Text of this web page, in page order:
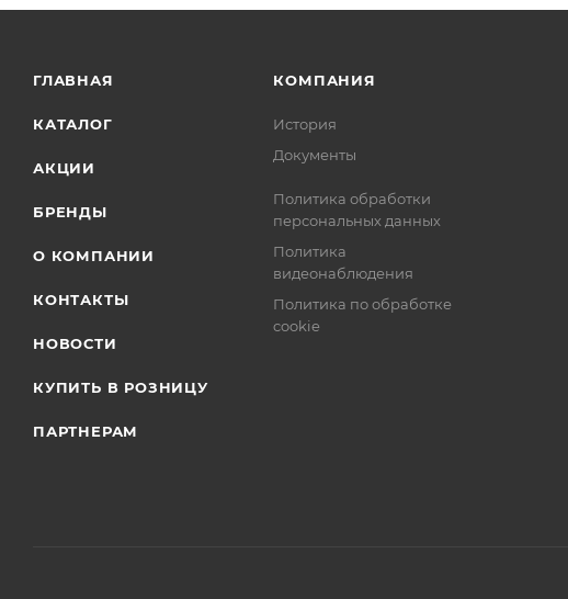
ГЛАВНАЯ
КАТАЛОГ
АКЦИИ
БРЕНДЫ
О КОМПАНИИ
КОНТАКТЫ
НОВОСТИ
КУПИТЬ В РОЗНИЦУ
ПАРТНЕРАМ
КОМПАНИЯ
История
Документы
Политика обработки
персональных данных
Политика
видеонаблюдения
Политика по обработке
cookie